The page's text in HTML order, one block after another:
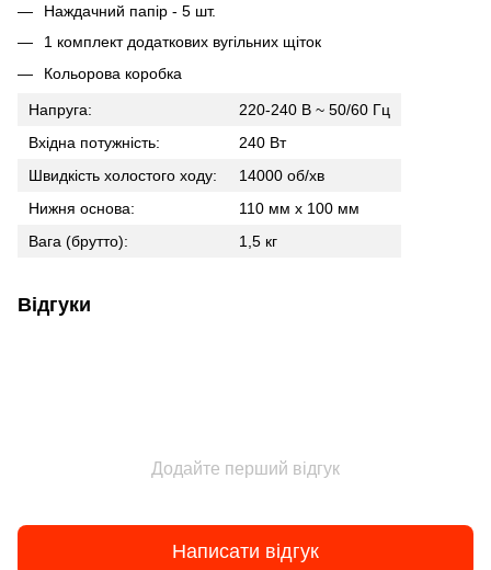
Наждачний папір - 5 шт.
1 комплект додаткових вугільних щіток
Кольорова коробка
Напруга:
220-240 В ~ 50/60 Гц
Вхідна потужність:
240 Вт
Швидкість холостого ходу:
14000 об/хв
Нижня основа:
110 мм х 100 мм
Вага (брутто):
1,5 кг
Відгуки
Додайте перший відгук
Написати відгук